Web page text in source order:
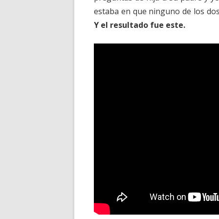
estaba en que ninguno de los
Y el resultado fue este.